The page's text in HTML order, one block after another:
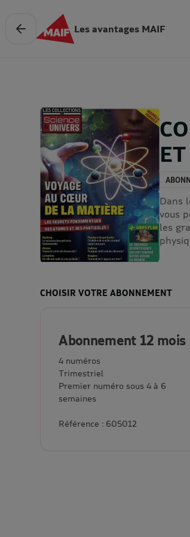
Les avantages MAIF
Dans
vous
les
CHOISIR VOTRE ABONNEMENT
Abonnement 12 mois
4 numéros
Trimestriel
Premier numéro sous 4 à 6
semaines
Référence : 605012